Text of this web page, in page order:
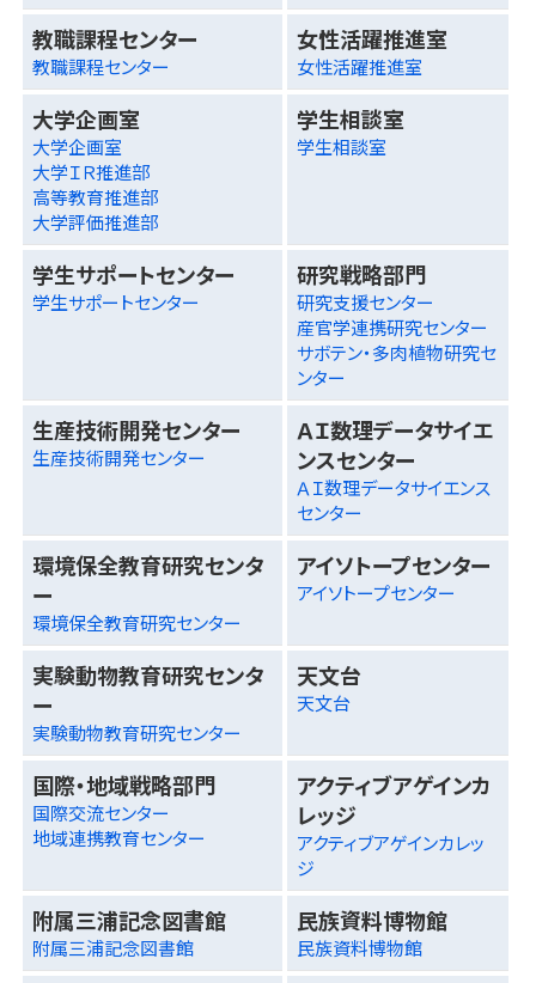
教職課程センター
教職課程センター
女性活躍推進室
女性活躍推進室
大学企画室
大学企画室
大学ＩＲ推進部
高等教育推進部
大学評価推進部
学生相談室
学生相談室
学生サポートセンター
学生サポートセンター
研究戦略部門
研究支援センター
産官学連携研究センター
サボテン・多肉植物研究セ
ンター
生産技術開発センター
生産技術開発センター
ＡＩ数理データサイエ
ンスセンター
ＡＩ数理データサイエンス
センター
環境保全教育研究センタ
ー
環境保全教育研究センター
アイソトープセンター
アイソトープセンター
実験動物教育研究センタ
ー
実験動物教育研究センター
天文台
天文台
国際・地域戦略部門
国際交流センター
地域連携教育センター
アクティブアゲインカ
レッジ
アクティブアゲインカレッ
ジ
附属三浦記念図書館
附属三浦記念図書館
民族資料博物館
民族資料博物館